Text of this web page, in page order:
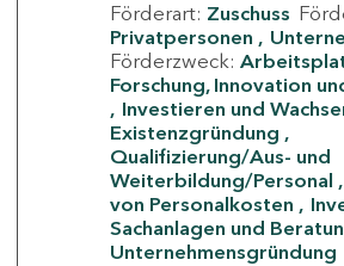
Förderart: Zuschuss
Privatpersonen
Förderzweck:
Forschung, Innovation
Investieren und
Existenzgründung
Qualifizierung/Aus- und
Weiterbildung/Personal
von Personalkosten
Sachanlagen und
Unternehmensgründung